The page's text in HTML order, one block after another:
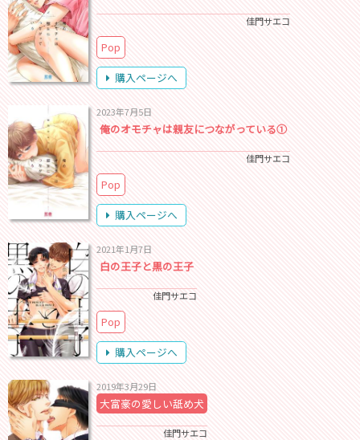
佳門サエコ
Pop
購入ページへ
2023年7月5日
俺のオモチャは親友につながっている①
佳門サエコ
Pop
購入ページへ
2021年1月7日
白の王子と黒の王子
佳門サエコ
Pop
購入ページへ
2019年3月29日
大富豪の愛しい舐め犬
佳門サエコ